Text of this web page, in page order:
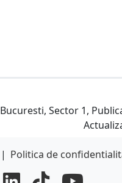
Bucuresti, Sector 1,
| Politica de